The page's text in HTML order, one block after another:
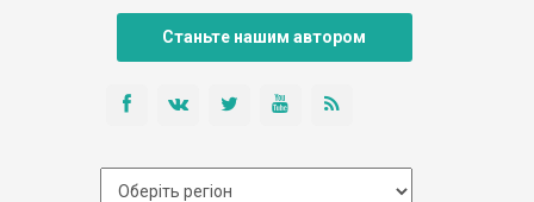
Станьте нашим автором